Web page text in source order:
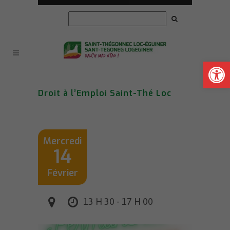
Ouvrir
Droit à l’Emploi Saint-Thé Loc
Mercredi
14
Février
13 H 30 - 17 H 00